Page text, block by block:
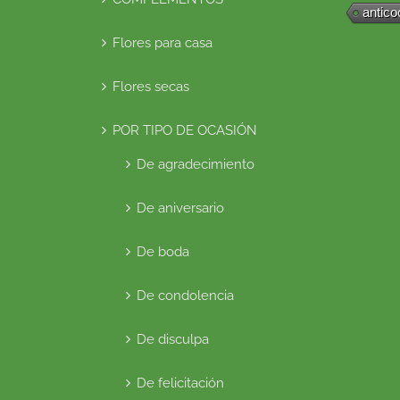
Flores para casa
Flores secas
POR TIPO DE OCASIÓN
De agradecimiento
De aniversario
De boda
De condolencia
De disculpa
De felicitación